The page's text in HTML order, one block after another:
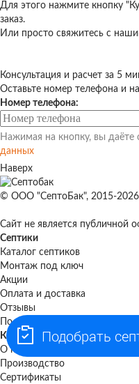
Для этого нажмите кнопку
заказ.
Или просто свяжитесь с
Консультация и расчет за 5
Оставьте номер телефона и
Номер телефона:
Нажимая на кнопку, вы даёте
данных
Наверх
© ООО "СептоБак", 2015-2026
Сайт не является публичной
Септики
Каталог септиков
Монтаж под ключ
Акции
Оплата и доставка
Отзывы
Полезная информация
Компания
О компании
Производство
Сертификаты
Подобрать